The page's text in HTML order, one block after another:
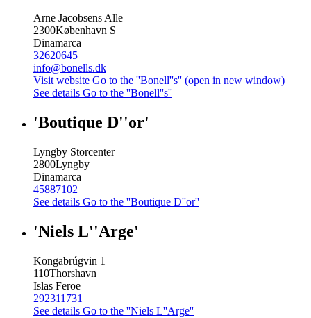
Arne Jacobsens Alle
2300København S
Dinamarca
32620645
info@bonells.dk
Visit website Go to the ''Bonell''s'' (open in new window)
See details Go to the ''Bonell''s''
'Boutique D''or'
Lyngby Storcenter
2800Lyngby
Dinamarca
45887102
See details Go to the ''Boutique D''or''
'Niels L''Arge'
Kongabrúgvin 1
110Thorshavn
Islas Feroe
292311731
See details Go to the ''Niels L''Arge''